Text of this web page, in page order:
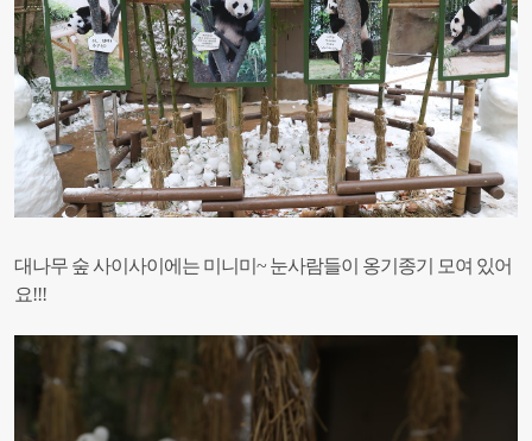
대나무 숲 사이사이에는 미니미~ 눈사람들이 옹기종기 모여 있어
요!!!